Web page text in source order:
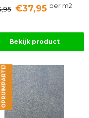
€37,95 per m2
Bekijk product
OPRUIMPARTIJ